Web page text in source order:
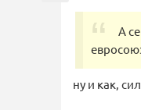
А
ну и как,